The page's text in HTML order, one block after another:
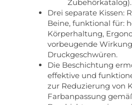
Zubehörkatalog).
Drei separate Kissen:
Beine, funktional für:
Körperhaltung,
vorbeugende
Druckgeschwüren.
Die Beschichtung
effektive und
zur Reduzierung von
Farbanpassung